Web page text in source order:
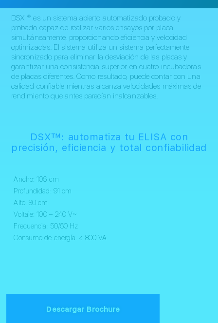
DSX ® es un sistema abierto automatizado probado y
probado capaz de realizar varios ensayos por placa
simultáneamente, proporcionando eficiencia y velocidad
optimizadas. El sistema utiliza un sistema perfectamente
sincronizado para eliminar la desviación de las placas y
garantizar una consistencia superior en cuatro incubadoras
de placas diferentes. Como resultado, puede contar con una
calidad confiable mientras alcanza velocidades máximas de
rendimiento que antes parecían inalcanzables.
DSX™: automatiza tu ELISA con
precisión, eficiencia y total confiabilidad
Ancho: 106 cm
Profundidad: 91 cm
Alto: 80 cm
Voltaje: 100 – 240 V~
Frecuencia: 50/60 Hz
Consumo de energía: < 800 VA
Descargar Brochure